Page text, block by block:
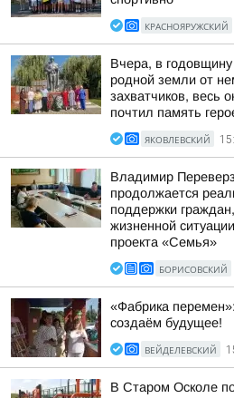
КРАСНОЯРУЖСКИЙ
Вчера, в
родной земли от
захватчиков, весь
почтил память
ЯКОВЛЕВСКИЙ
Владимир
продолжается
поддержки
жизненной
проекта «Семья»
БОРИСОВСКИЙ
«Фабрика
создаём будущее!
ВЕЙДЕЛЕВСКИЙ
В Старом Осколе